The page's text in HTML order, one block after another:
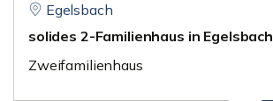
Egelsbach
solides 2-Familienhaus in Egelsbach
Zweifamilienhaus